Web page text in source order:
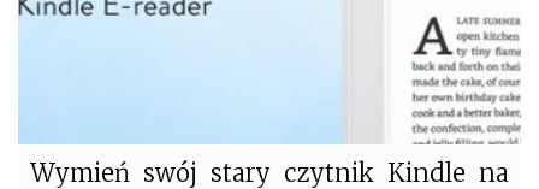
Wymień swój stary czytnik Kindle na